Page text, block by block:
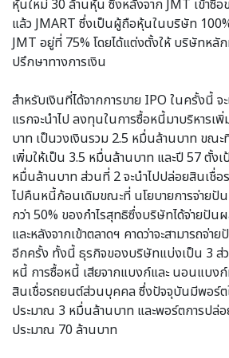
หุ้นใหม่ 30 ล้านหุ้น ซึ่งหลังจาก JMT เข้าซื้
แล้ว JMART ซึ่งเป็นผู้ถือหุ้นในบริษัท
JMT อยู่ที่ 75% โดยได้แต่งตั้งให้ บริษัทหลั
ปรึกษาทางการเงิน
สำหรับเงินที่ได้จากการขาย IPO ในครั้งนี้
แรกจะนำไป ลงทุนในการซื้อหนี้มาบริหาร
บาท เป็นวงเงินรวม 2.5 หมื่นล้านบาท ขณะ
เพิ่มให้เป็น 3.5 หมื่นล้านบาท และปี 57 ตั้งเ
หมื่นล้านบาท ส่วนที่ 2 จะนำไปปล่อยสินเชื่อ
ไปคืนหนี้ก้อนเดิมขณะที่ นโยบายการจ่ายปั
กว่า 50% ของกำไรสุทธิซึ่งบริษัทได้จ่ายปัน
และหลังจากเข้าตลาดฯ คาดว่าจะสามารถจ่
อีกครั้ง ทั้งนี้ ธุรกิจของบริษัทแบ่งเป็น 3 ส่
หนี้ การซื้อหนี้ เสียจากแบงก์และ นอนแบงก์
สินเชื่อรถยนต์ส่วนบุคคล ซึ่งปัจจุบันมีพอร์
ประมาณ 3 หมื่นล้านบาท และพอร์ตการปล่
ประมาณ 70 ล้านบาท